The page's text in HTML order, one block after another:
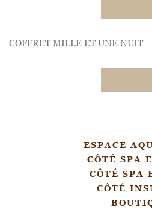
COFFRET MILLE ET UNE NUIT
ESPACE
CÔTÉ SPA
CÔTÉ SPA
CÔTÉ